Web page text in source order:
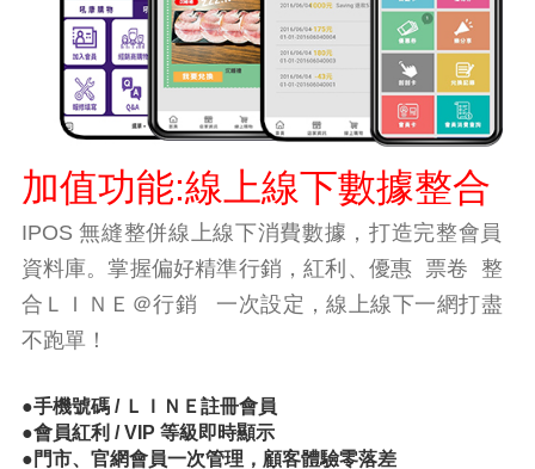
加值功能:線上線下數據整合
IPOS 無縫整併線上線下消費數據，打造完整會員
資料庫。掌握偏好精準行銷，紅利、優惠 票卷 整
合ＬＩＮＥ＠行銷 一次設定，線上線下一網打盡
不跑單！
●手機號碼 / ＬＩＮＥ註冊會員
●會員紅利 / VIP 等級即時顯示
●門市、官網會員一次管理，顧客體驗零落差